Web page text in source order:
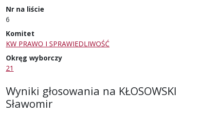
Nr na liście
6
Komitet
KW PRAWO I SPRAWIEDLIWOŚĆ
Okręg wyborczy
21
Wyniki głosowania na KŁOSOWSKI
Sławomir